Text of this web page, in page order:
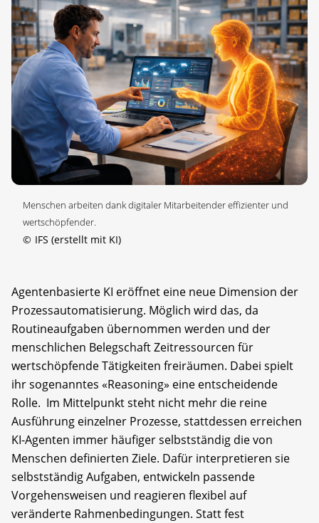
Menschen arbeiten dank digitaler Mitarbeitender effizienter und
wertschöpfender.
© IFS (erstellt mit KI)
Agentenbasierte KI eröffnet eine neue Dimension der
Prozessautomatisierung. Möglich wird das, da
Routineaufgaben übernommen werden und der
menschlichen Belegschaft Zeitressourcen für
wertschöpfende Tätigkeiten freiräumen. Dabei spielt
ihr sogenanntes «Reasoning» eine entscheidende
Rolle. Im Mittelpunkt steht nicht mehr die reine
Ausführung einzelner Prozesse, stattdessen erreichen
KI-Agenten immer häufiger selbstständig die von
Menschen definierten Ziele. Dafür interpretieren sie
selbstständig Aufgaben, entwickeln passende
Vorgehensweisen und reagieren flexibel auf
veränderte Rahmenbedingungen. Statt fest